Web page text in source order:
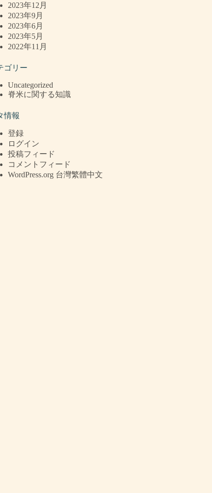
2023年12月
2023年9月
2023年6月
2023年5月
2022年11月
ゴリー
Uncategorized
脊米に関する知識
情報
登録
ログイン
投稿フィード
コメントフィード
WordPress.org 台灣繁體中文